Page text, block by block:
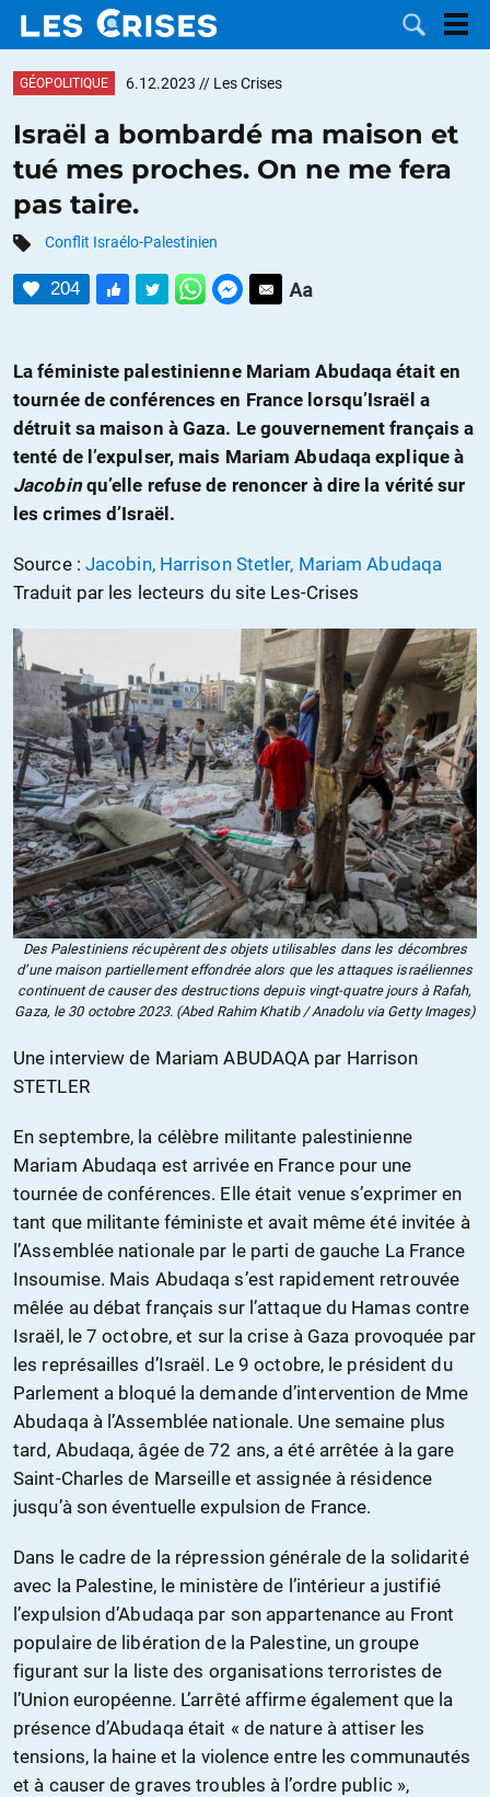
DOSSIERS
CATÉGORIES
MOTS CLÉS
CONTACTER
FAIRE UN
DON
GÉOPOLITIQUE 6.12.2023 // Les Crises
Israël a bombardé ma maison et
tué mes proches. On ne me fera
pas taire.
Conflit Israélo-Palestinien
204
La féministe palestinienne Mariam Abudaqa était en
tournée de conférences en France lorsqu’Israël a
détruit sa maison à Gaza. Le gouvernement français a
tenté de l’expulser, mais Mariam Abudaqa explique à
Jacobinqu’elle refuse de renoncer à dire la vérité sur
les crimes d’Israël.
Source : Jacobin, Harrison Stetler, Mariam Abudaqa
Traduit par les lecteurs du site Les-Crises
Des Palestiniens récupèrent des objets utilisables dans les décombres
d’une maison partiellement effondrée alors que les attaques israéliennes
continuent de causer des destructions depuis vingt-quatre jours à Rafah,
Gaza, le 30 octobre 2023. (Abed Rahim Khatib / Anadolu via Getty Images)
Une interview de Mariam ABUDAQA par Harrison
STETLER
En septembre, la célèbre militante palestinienne
Mariam Abudaqa est arrivée en France pour une
tournée de conférences. Elle était venue s’exprimer en
tant que militante féministe et avait même été invitée à
l’Assemblée nationale par le parti de gauche La France
Insoumise. Mais Abudaqa s’est rapidement retrouvée
mêlée au débat français sur l’attaque du Hamas contre
Israël, le 7 octobre, et sur la crise à Gaza provoquée par
les représailles d’Israël. Le 9 octobre, le président du
Parlement a bloqué la demande d’intervention de Mme
Abudaqa à l’Assemblée nationale. Une semaine plus
tard, Abudaqa, âgée de 72 ans, a été arrêtée à la gare
Saint-Charles de Marseille et assignée à résidence
jusqu’à son éventuelle expulsion de France.
Dans le cadre de la répression générale de la solidarité
avec la Palestine, le ministère de l’intérieur a justifié
l’expulsion d’Abudaqa par son appartenance au Front
populaire de libération de la Palestine, un groupe
figurant sur la liste des organisations terroristes de
l’Union européenne. L’arrêté affirme également que la
présence d’Abudaqa était « de nature à attiser les
tensions, la haine et la violence entre les communautés
et à causer de graves troubles à l’ordre public »,